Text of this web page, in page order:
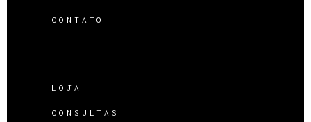
CONTATO
LOJA
CONSULTAS